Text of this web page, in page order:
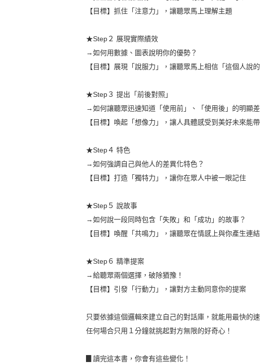
【目標】抓住「注意力」，讓聽眾馬上理解主題
★Step２ 展現實際績效
→如何用數據、圖表說明你的優勢？
【目標】展現「說服力」，讓聽眾馬上相信「這個人說的
★Step３ 提出「前後對照」
→如何讓聽眾迅速知道「使用前」、「使用後」的明顯差
【目標】喚起「想像力」，讓人具體感受到美好未來能
★Step４ 特色
→如何強調自己與他人的差異化特色？
【目標】打造「獨特力」，讓你在眾人中被一眼記住
★Step５ 說故事
→如何說一段同時包含「失敗」和「成功」的故事？
【目標】喚醒「共鳴力」，讓聽眾在情感上與你產生連結
★Step６ 精準提案
→給聽眾兩個選擇，破除猶豫！
【目標】引發「行動力」，讓對方主動同意你的提案
只要依據這個邏輯來建立自己的對話庫，就能用最快的
任何場合只用１分鐘就挑起對方無限的好奇心！
▊讀完這本書，你會有這些變化！